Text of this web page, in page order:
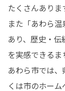
たくさんありま
また「あわら
あり、歴史・
を実感できるま
あわら市では